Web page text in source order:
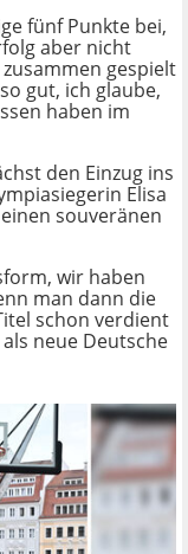
fünf Punkte bei,
aber nicht
gespielt
gut, ich glaube,
haben im
den Einzug ins
Elisa
souveränen
wir haben
man dann die
schon verdient
neue Deutsche